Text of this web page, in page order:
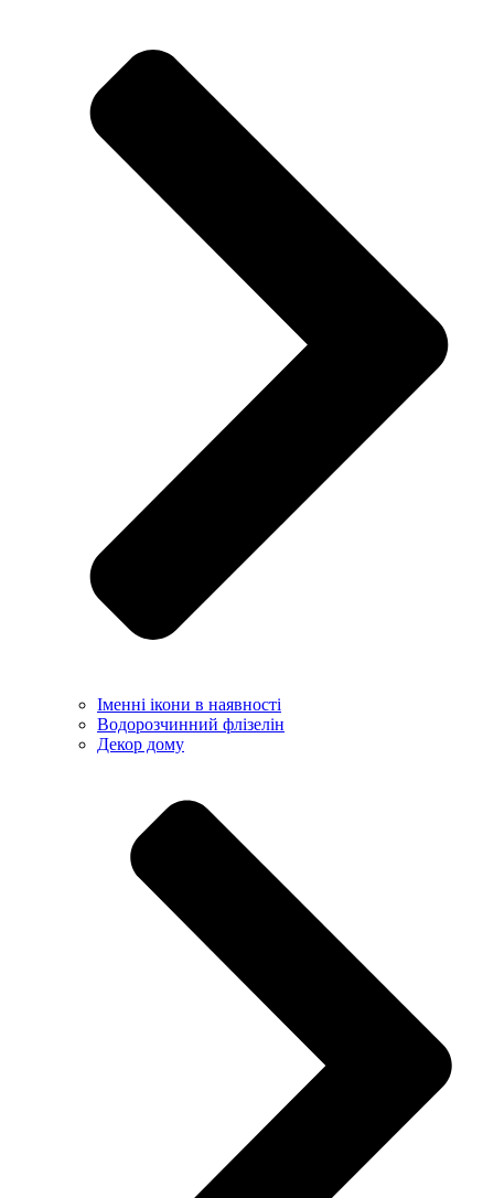
Іменні ікони в наявності
Водорозчинний флізелін
Декор дому